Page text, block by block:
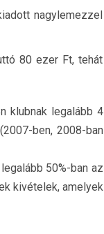
nagylemezzel
80 ezer Ft, tehát
klubnak legalább 4
ben, 2008-ban
50%-ban az
kivételek, amelyek